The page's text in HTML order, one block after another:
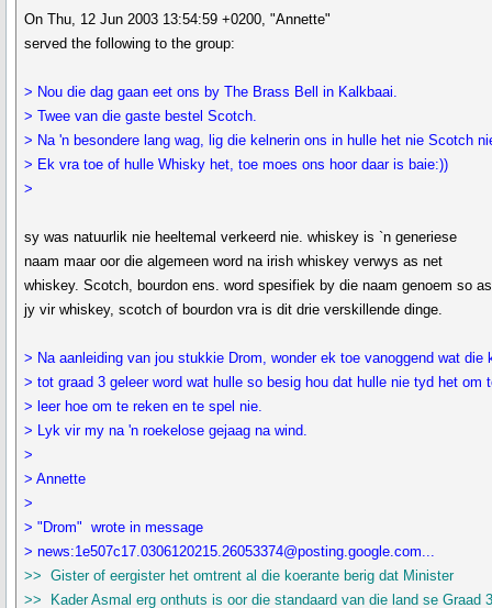
On Thu, 12 Jun 2003 13:54:59 +0200, "Annette"
served the following to the group:
> Nou die dag gaan eet ons by The Brass Bell in Kalkbaai.
> Twee van die gaste bestel Scotch.
> Na 'n besondere lang wag, lig die kelnerin ons in hulle het nie Scotch
> Ek vra toe of hulle Whisky het, toe moes ons hoor daar is baie:))
>
sy was natuurlik nie heeltemal verkeerd nie. whiskey is `n generiese
naam maar oor die algemeen word na irish whiskey verwys as net
whiskey. Scotch, bourdon ens. word spesifiek by die naam genoem so as
jy vir whiskey, scotch of bourdon vra is dit drie verskillende dinge.
> Na aanleiding van jou stukkie Drom, wonder ek toe vanoggend wat die
> tot graad 3 geleer word wat hulle so besig hou dat hulle nie tyd het om
> leer hoe om te reken en te spel nie.
> Lyk vir my na 'n roekelose gejaag na wind.
>
> Annette
>
> "Drom" wrote in message
> news:1e507c17.0306120215.26053374@posting.google.com...
>> Gister of eergister het omtrent al die koerante berig dat Minister
>> Kader Asmal erg onthuts is oor die standaard van die land se Graad 3